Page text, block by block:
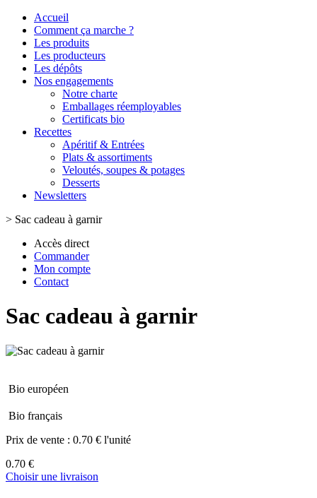
Accueil
Comment ça marche ?
Les produits
Les producteurs
Les dépôts
Nos engagements
Notre charte
Emballages réemployables
Certificats bio
Recettes
Apéritif & Entrées
Plats & assortiments
Veloutés, soupes & potages
Desserts
Newsletters
> Sac cadeau à garnir
Accès direct
Commander
Mon compte
Contact
Sac cadeau à garnir
Bio européen
Bio français
Prix de vente : 0.70 € l'unité
0.70 €
Choisir une livraison